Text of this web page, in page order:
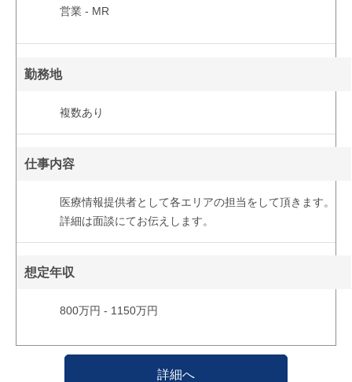
営業 - MR
勤務地
複数あり
仕事内容
医療情報提供者として各エリアの担当をして頂きます。
詳細は面談にてお伝えします。
想定年収
800万円 - 1150万円
詳細へ